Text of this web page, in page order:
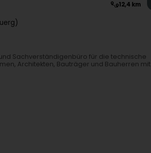
12,4 km
Sachverständigenbüro für die technische
Architekten, Bauträger und Bauherren mit